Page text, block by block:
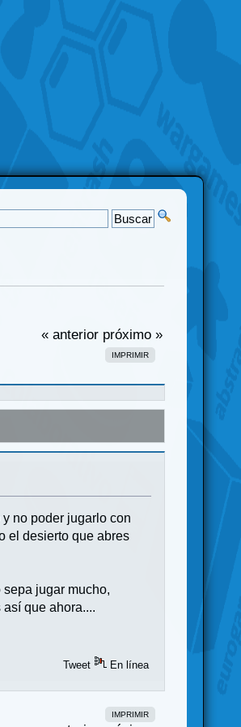
« anterior próximo »
IMPRIMIR
no poder jugarlo con
el desierto que abres
jugar mucho,
que ahora....
Tweet En línea
IMPRIMIR